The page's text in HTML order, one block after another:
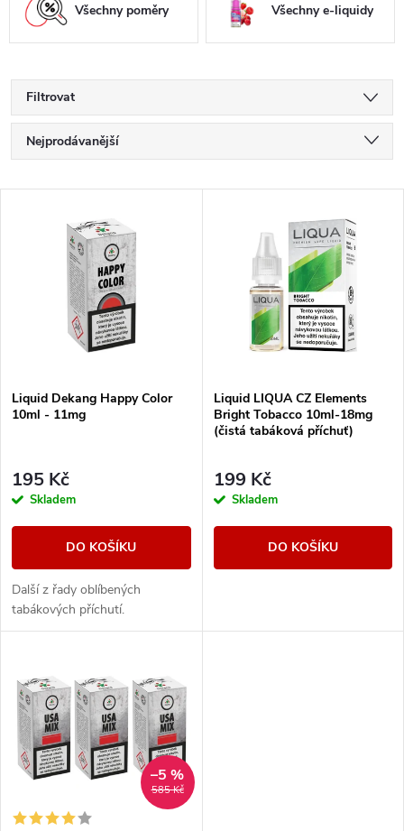
Všechny poměry Všechny e-liquidy
Filtrovat
Ř
a
p
r
o
u
k
t
ů
Nejprodávanější
Nejdražší
Abecedně
s
p
r
o
d
u
t
ů
Liquid Dekang Happy Color
10ml - 11mg
195 Kč
Skladem
DO KOŠÍKU
Další z řady oblíbených
tabákových příchutí.
Liquid LIQUA CZ Elements
Bright Tobacco 10ml-18mg
(čistá tabáková příchuť)
199 Kč
Skladem
DO KOŠÍKU
585 Kč
–5 %